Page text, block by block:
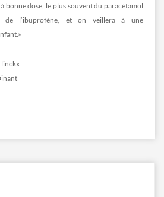
bonne dose, le plus souvent du paracétamol
de l’ibuprofène, et on veillera à une